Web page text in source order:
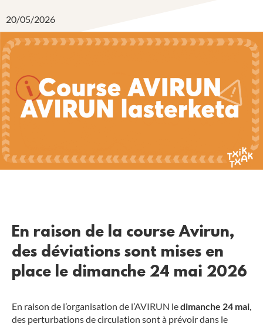
20/05/2026
En raison de la course Avirun,
des déviations sont mises en
place le dimanche 24 mai 2026
En raison de l’organisation de l’AVIRUN ledimanche 24 mai,
des perturbations de circulation sont à prévoir dans le